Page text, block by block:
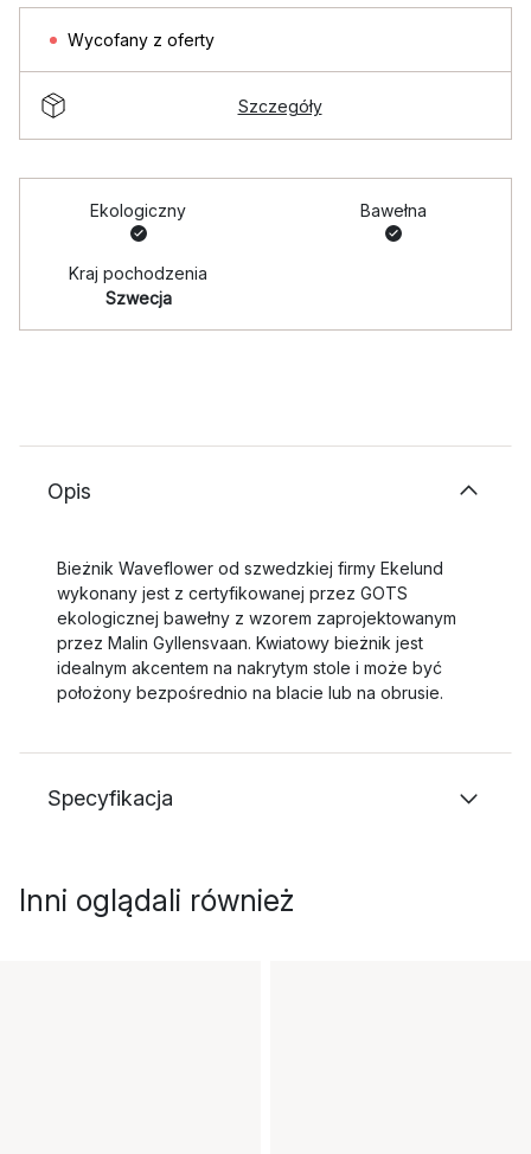
Wycofany z oferty
Szczegóły
Ekologiczny Bawełna
Kraj pochodzenia
Szwecja
Opis
Bieżnik Waveflower od szwedzkiej firmy Ekelund
wykonany jest z certyfikowanej przez GOTS
ekologicznej bawełny z wzorem zaprojektowanym
przez Malin Gyllensvaan. Kwiatowy bieżnik jest
idealnym akcentem na nakrytym stole i może być
położony bezpośrednio na blacie lub na obrusie.
Specyfikacja
Inni oglądali również